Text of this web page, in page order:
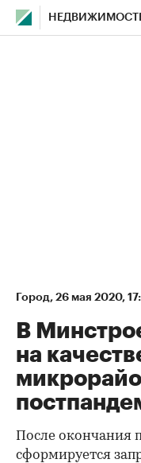
Город⁠, 26 мая 2020,
В
на
После окончания
сформируется